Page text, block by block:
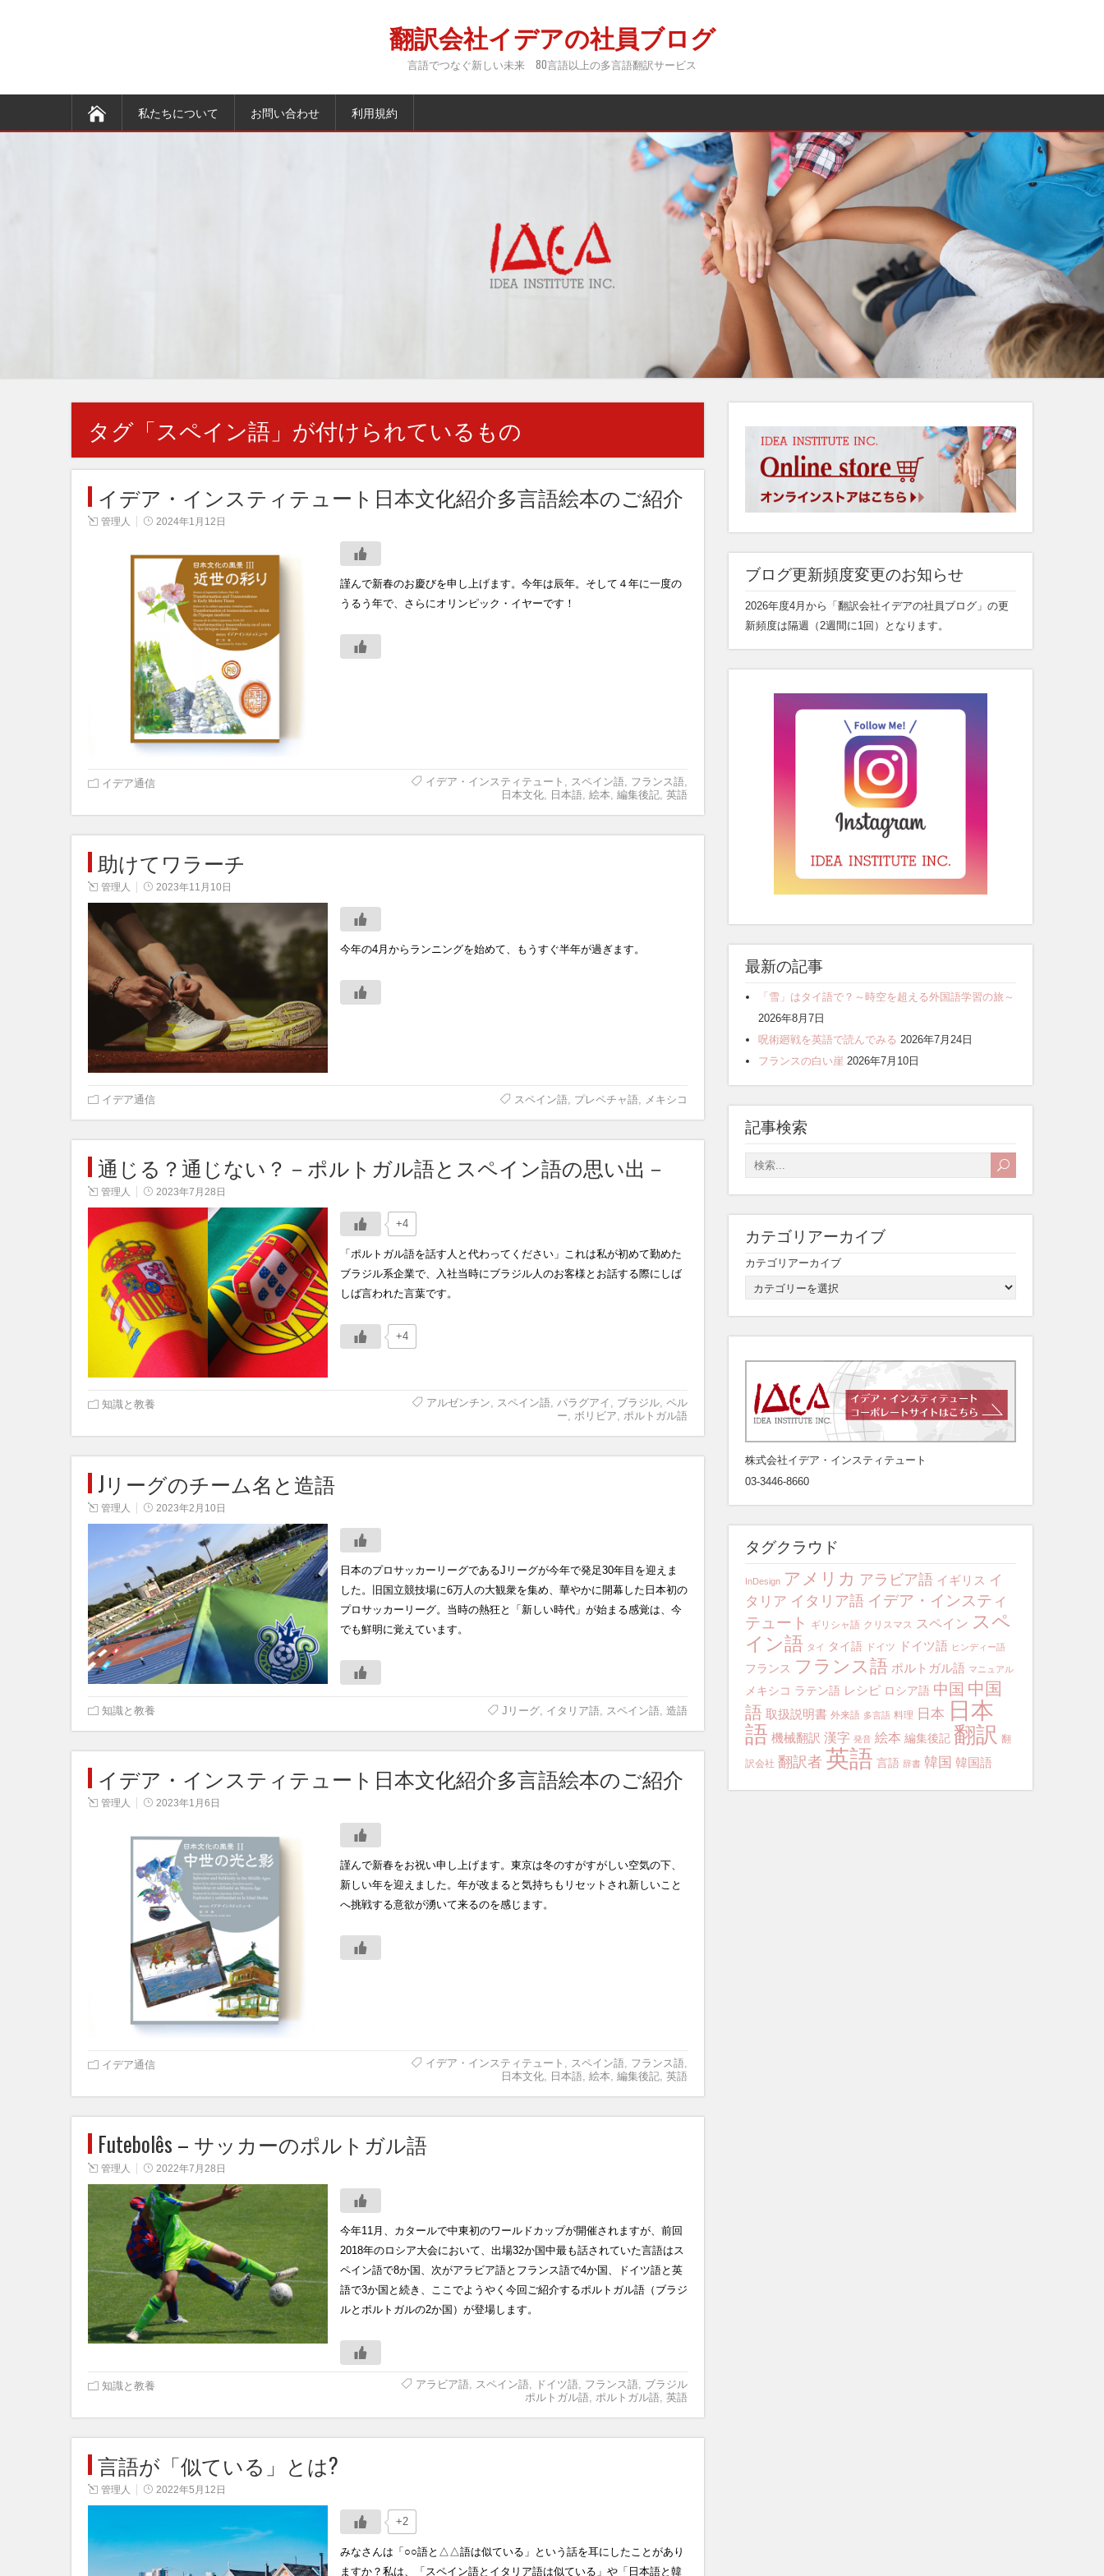
翻訳会社イデアの社員ブログ
言語でつなぐ新しい未来 80言語以上の多言語翻訳サービス
私たちについて お問い合わせ 利用規約
タグ「スペイン語 」が付けられているもの
イデア・インスティテュート日本文化紹介多言語絵本のご紹介
管理人 2024年1月12日
謹んで新春のお慶びを申し上げます。今年は辰年。そして４年に一度の
うるう年で、さらにオリンピック・イヤーです！
イデア通信 イデア・インスティテュート スペイン語, フランス語,
日本文化, 日本語, 絵本 編集後記, 英語
助けてワラーチ
管理人 2023年11月10日
今年の4月からランニングを始めて、もうすぐ半年が過ぎます。
イデア通信 スペイン語, プレペチャ語, メキシコ
通じる？通じない？－ポルトガル語とスペイン語の思い出－
管理人 2023年7月28日
+4
「ポルトガル語を話す人と代わってください」これは私が初めて勤めた
ブラジル系企業で、入社当時にブラジル人のお客様とお話する際にしば
しば言われた言葉です。
+4
知識と教養 アルゼンチン スペイン語, パラグアイ ブラジル, ペル
ー
ボリビア ポルトガル語
Jリーグのチーム名と造語
管理人 2023年2月10日
日本のプロサッカーリーグであるJリーグが今年で発足30年目を迎えま
した。旧国立競技場に6万人の大観衆を集め、華やかに開幕した日本初の
プロサッカーリーグ。当時の熱狂と「新しい時代」が始まる感覚は、今
でも鮮明に覚えています。
知識と教養 Jリーグ, イタリア語, スペイン語, 造語
イデア・インスティテュート日本文化紹介多言語絵本のご紹介
管理人 2023年1月6日
謹んで新春をお祝い申し上げます。東京は冬のすがすがしい空気の下、
新しい年を迎えました。年が改まると気持ちもリセットされ新しいこと
へ挑戦する意欲が湧いて来るのを感じます。
イデア通信 イデア・インスティテュート スペイン語, フランス語,
日本文化, 日本語, 絵本 編集後記, 英語
Futebolês – サッカーのポルトガル語
管理人 2022年7月28日
今年11月、カタールで中東初のワールドカップが開催されますが、前回
2018年のロシア大会において、出場32か国中最も話されていた言語はス
ペイン語で8か国、次がアラビア語とフランス語で4か国、ドイツ語と英
語で3か国と続き、ここでようやく今回ご紹介するポルトガル語（ブラジ
ルとポルトガルの2か国）が登場します。
知識と教養 アラビア語, スペイン語, ドイツ語, フランス語, ブラジル
ポルトガル語, ポルトガル語, 英語
言語が「似ている」とは?
管理人 2022年5月12日
+2
みなさんは「○○語と△△語は似ている」という話を耳にしたことがあり
ますか？私は、「スペイン語とイタリア語は似ている」や「日本語と韓
ブログ更新頻度変更のお知らせ
2026年度4月から「翻訳会社イデアの社員ブログ」の更
新頻度は隔週（2週間に1回）となります。
最新の記事
「雪」はタイ語で？～時空を超える外国語学習の旅～
2026年8月7日
呪術廻戦を英語で読んでみる 2026年7月24日
フランスの白い崖 2026年7月10日
記事検索
カテゴリアーカイブ
カテゴリアーカイブ
株式会社イデア・インスティテュート
03-3446-8660
タグクラウド
InDesign アメリカ アラビア語 イギリス イ
タリア イタリア語 イデア・インスティ
テュート
ギリシャ語 クリスマス スペイン スペ
イン語 タイ タイ語 ドイツ ドイツ語 ヒンディー語
フランス フランス語 ポルトガル語 マニュアル
メキシコ ラテン語 レシピ ロシア語 中国 中国
語 取扱説明書 外来語 多言語 料理 日本 日本
語 機械翻訳 漢字 発音 絵本 編集後記 翻訳 翻
訳会社 翻訳者 英語 言語 辞書 韓国 韓国語